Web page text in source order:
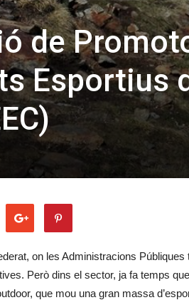
de
Esportius
on les Administracions Públiques
Però dins el sector, ja fa temps
que mou una gran massa